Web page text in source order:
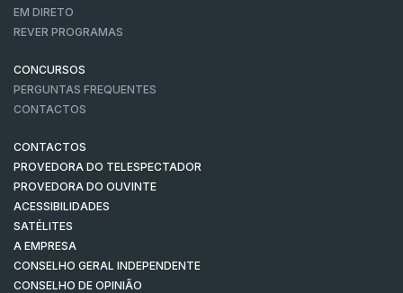
EM DIRETO
REVER PROGRAMAS
CONCURSOS
PERGUNTAS FREQUENTES
CONTACTOS
CONTACTOS
PROVEDORA DO TELESPECTADOR
PROVEDORA DO OUVINTE
ACESSIBILIDADES
SATÉLITES
A EMPRESA
CONSELHO GERAL INDEPENDENTE
CONSELHO DE OPINIÃO